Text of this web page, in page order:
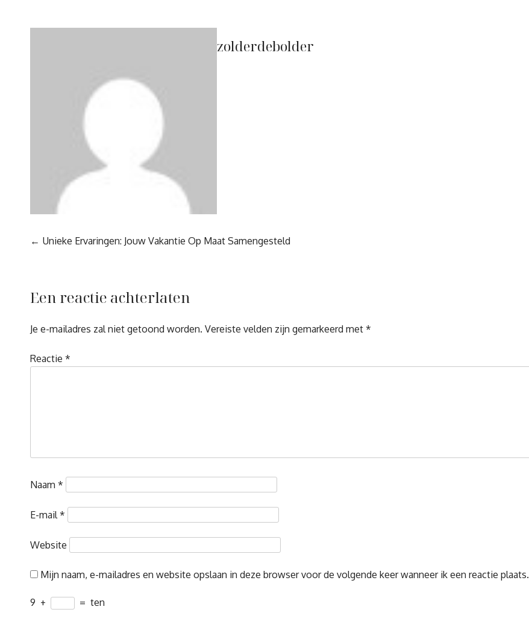
zolderdebolder
Berichtnavigatie
Unieke Ervaringen: Jouw Vakantie Op Maat Samengesteld
Een reactie achterlaten
Je e-mailadres zal niet getoond worden. Vereiste velden zijn gemarkeerd met *
Reactie *
Naam *
E-mail*
Website
Mijn naam, e-mailadres en website opslaan in deze browser voor de volgende keer wanneer ik een reactie plaats.
9 + = ten